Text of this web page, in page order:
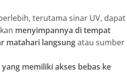
terutama sinar UV, dapat
menyimpannya di tempat
matahari langsungatau sumber
memiliki akses bebas ke